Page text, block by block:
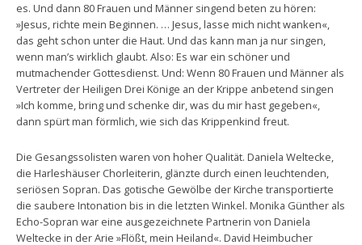
es. Und dann 80 Frauen und Männer singend beten zu hören:
»Jesus, richte mein Beginnen. … Jesus, lasse mich nicht wanken«,
das geht schon unter die Haut. Und das kann man ja nur singen,
wenn man’s wirklich glaubt. Also: Es war ein schöner und
mutmachender Gottesdienst. Und: Wenn 80 Frauen und Männer als
Vertreter der Heiligen Drei Könige an der Krippe anbetend singen
»Ich komme, bring und schenke dir, was du mir hast gegeben«,
dann spürt man förmlich, wie sich das Krippenkind freut.
Die Gesangssolisten waren von hoher Qualität. Daniela Weltecke,
die Harleshäuser Chorleiterin, glänzte durch einen leuchtenden,
seriösen Sopran. Das gotische Gewölbe der Kirche transportierte
die saubere Intonation bis in die letzten Winkel. Monika Günther als
Echo-Sopran war eine ausgezeichnete Partnerin von Daniela
Weltecke in der Arie »Flößt, mein Heiland«. David Heimbucher